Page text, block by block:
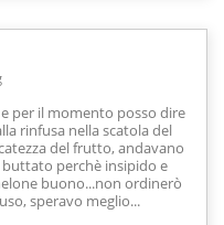
per il momento posso dire
rinfusa nella scatola del
del frutto, andavano
perchè insipido e
buono...non ordinerò
speravo meglio...